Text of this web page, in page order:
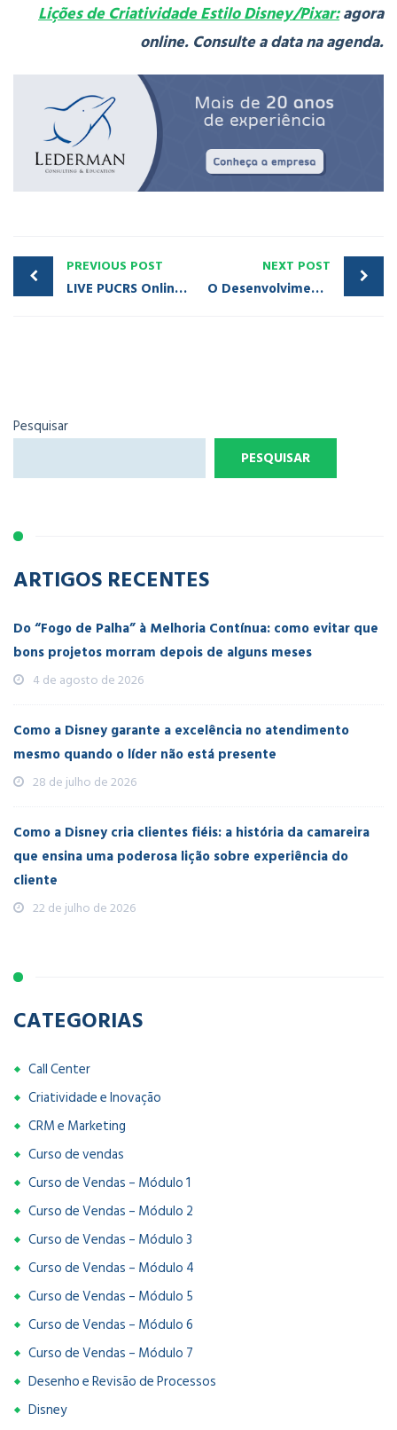
Lições de Criatividade Estilo Disney/Pixar:agora
online. Consulte a data na agenda.
PREVIOUS POST
LIVE PUCRS Online | David Lederman | Encantamento de clientes e inovação estilo Disney e Pixar
NEXT POST
O Desenvolvimento de uma Estrutura Eficiente e Eficaz para a Força de Vendas – Um Processo em Quatro Etapas – Parte 2 [Aula 5 – Módulo 3]
Pesquisar
PESQUISAR
ARTIGOS RECENTES
Do “Fogo de Palha” à Melhoria Contínua: como evitar que
bons projetos morram depois de alguns meses
4 de agosto de 2026
Como a Disney garante a excelência no atendimento
mesmo quando o líder não está presente
28 de julho de 2026
Como a Disney cria clientes fiéis: a história da camareira
que ensina uma poderosa lição sobre experiência do
cliente
22 de julho de 2026
CATEGORIAS
Call Center
Criatividade e Inovação
CRM e Marketing
Curso de vendas
Curso de Vendas – Módulo 1
Curso de Vendas – Módulo 2
Curso de Vendas – Módulo 3
Curso de Vendas – Módulo 4
Curso de Vendas – Módulo 5
Curso de Vendas – Módulo 6
Curso de Vendas – Módulo 7
Desenho e Revisão de Processos
Disney